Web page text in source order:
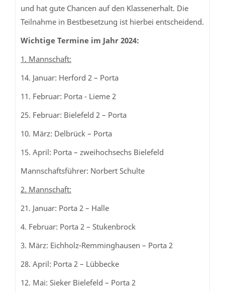
und hat gute Chancen auf den Klassenerhalt. Die
Teilnahme in Bestbesetzung ist hierbei entscheidend.
Wichtige Termine im Jahr 2024:
1. Mannschaft:
14. Januar: Herford 2 – Porta
11. Februar: Porta - Lieme 2
25. Februar: Bielefeld 2 – Porta
10. März: Delbrück – Porta
15. April: Porta – zweihochsechs Bielefeld
Mannschaftsführer: Norbert Schulte
2. Mannschaft:
21. Januar: Porta 2 – Halle
4. Februar: Porta 2 – Stukenbrock
3. März: Eichholz-Remminghausen – Porta 2
28. April: Porta 2 – Lübbecke
12. Mai: Sieker Bielefeld – Porta 2